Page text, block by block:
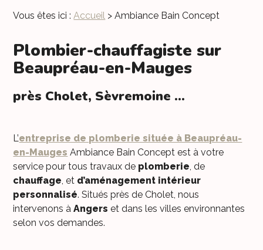
Vous êtes ici : Accueil > Ambiance Bain Concept
Plombier-chauffagiste sur
Beaupréau-en-Mauges
près Cholet, Sèvremoine ...
L’entreprise de plomberie située à Beaupréau-
en-Mauges Ambiance Bain Concept est à votre
service pour tous travaux de plomberie, de
chauffage, et d’aménagement intérieur
personnalisé. Situés près de Cholet, nous
intervenons àAngers et dans les villes environnantes
selon vos demandes.